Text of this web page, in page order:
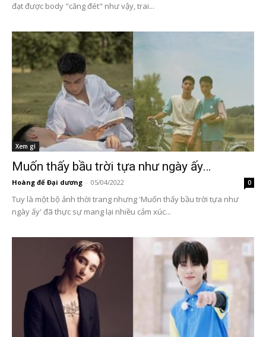
đạt được body "căng đét" như vậy, trai...
Xem gì
Muốn thấy bầu trời tựa như ngày ấy…
Hoàng đế Đại dương - 05/04/2022 0
Tuy là một bộ ảnh thời trang nhưng 'Muốn thấy bầu trời tựa như
ngày ấy' đã thực sự mang lại nhiều cảm xúc...